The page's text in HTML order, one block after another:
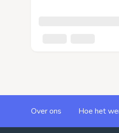
Over ons Hoe het